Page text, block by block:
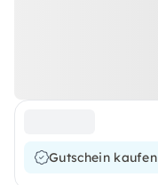
Gutschein kaufen